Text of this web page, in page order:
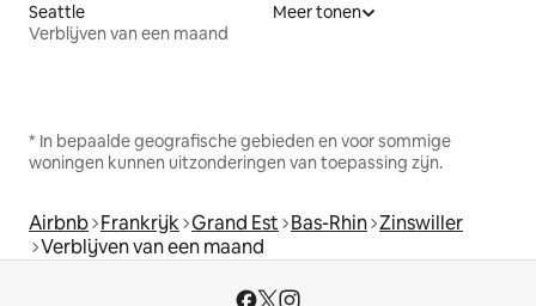
Seattle
Verblijven van een maand
Meer tonen
* In bepaalde geografische gebieden en voor sommige
woningen kunnen uitzonderingen van toepassing zijn.
Airbnb Frankrijk Grand Est Bas-Rhin Zinswiller
Verblijven van een maand